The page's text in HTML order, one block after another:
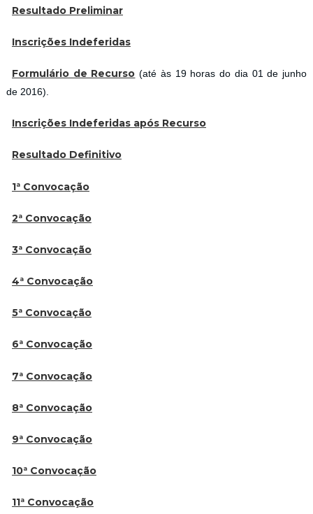
Resultado Preliminar
Inscrições Indeferidas
Formulário de Recurso (até às 19 horas do dia 01 de junho
de 2016).
Inscrições Indeferidas após Recurso
Resultado Definitivo
1ª Convocação
2ª Convocação
3ª Convocação
4ª Convocação
5ª Convocação
6ª Convocação
7ª Convocação
8ª Convocação
9ª Convocação
10ª Convocação
11ª Convocação